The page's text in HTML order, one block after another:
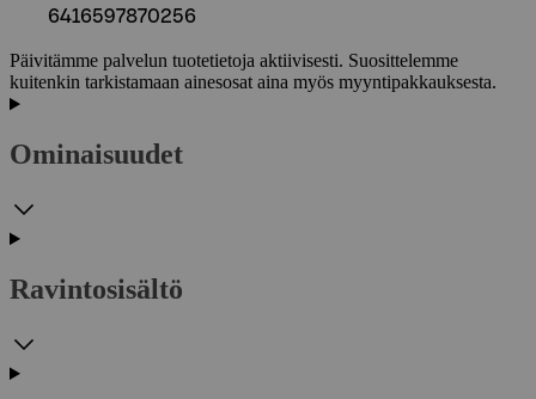
6416597870256
Päivitämme palvelun tuotetietoja aktiivisesti. Suosittelemme
kuitenkin tarkistamaan ainesosat aina myös myyntipakkauksesta.
Ominaisuudet
Ravintosisältö